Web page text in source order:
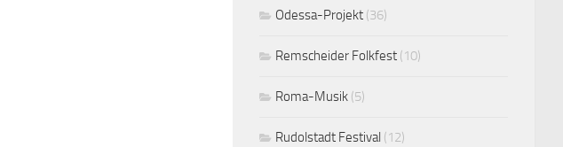
Odessa-Projekt (36)
Remscheider Folkfest (10)
Roma-Musik (5)
Rudolstadt Festival (12)